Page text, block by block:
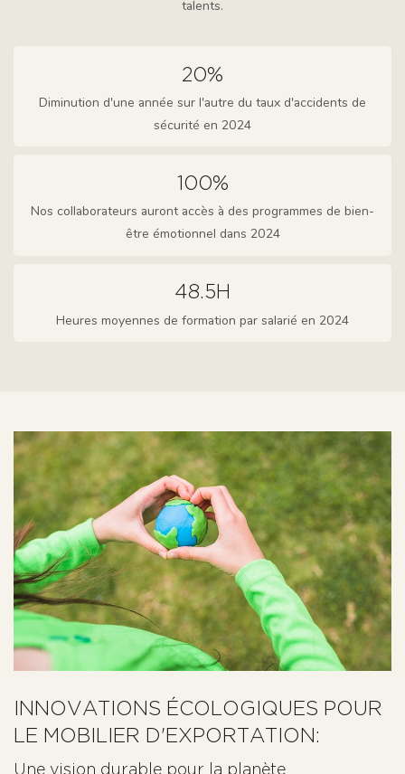
talents.
20%
Diminution d'une année sur l'autre du taux d'accidents de
sécurité en 2024
100%
Nos collaborateurs auront accès à des programmes de bien-
être émotionnel dans 2024
48.5H
Heures moyennes de formation par salarié en 2024
INNOVATIONS ÉCOLOGIQUES POUR
LE MOBILIER D'EXPORTATION:
Une vision durable pour la planète